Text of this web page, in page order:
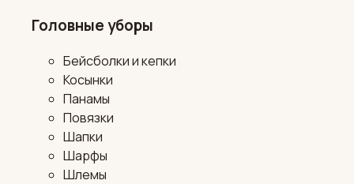
Головные уборы
Бейсболки и кепки
Косынки
Панамы
Повязки
Шапки
Шарфы
Шлемы